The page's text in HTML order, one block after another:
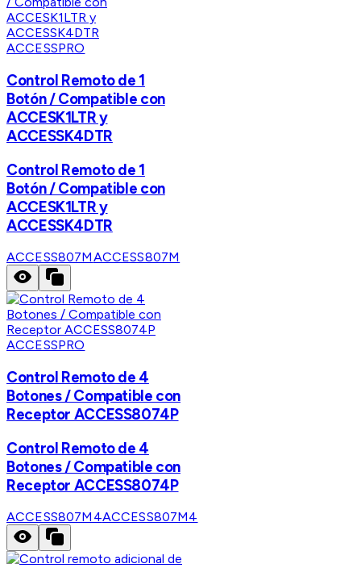
ACCESSPRO
Control Remoto de 1
Botón / Compatible con
ACCESK1LTR y
ACCESSK4DTR
Control Remoto de 1
Botón / Compatible con
ACCESK1LTR y
ACCESSK4DTR
ACCESS807MACCESS807M
ACCESSPRO
Control Remoto de 4
Botones / Compatible con
Receptor ACCESS8074P
Control Remoto de 4
Botones / Compatible con
Receptor ACCESS8074P
ACCESS807M4ACCESS807M4